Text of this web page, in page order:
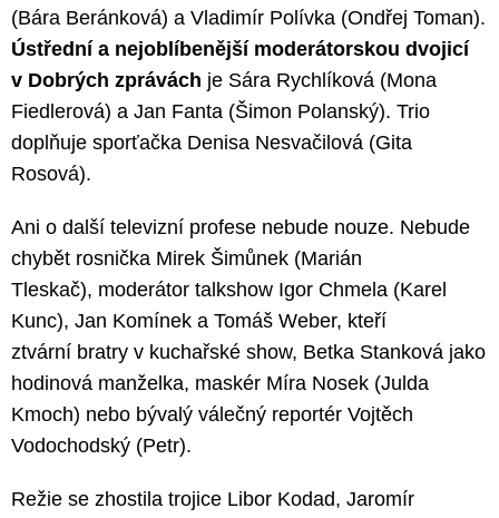
(Bára Beránková) a Vladimír Polívka (Ondřej Toman).
Ústřední a nejoblíbenější moderátorskou dvojicí
v Dobrých zprávách je Sára Rychlíková (Mona
Fiedlerová) a Jan Fanta (Šimon Polanský). Trio
doplňuje sporťačka Denisa Nesvačilová (Gita
Rosová).
Ani o další televizní profese nebude nouze. Nebude
chybět rosnička Mirek Šimůnek (Marián
Tleskač), moderátor talkshow Igor Chmela (Karel
Kunc), Jan Komínek a Tomáš Weber, kteří
ztvární bratry v kuchařské show, Betka Stanková jako
hodinová manželka, maskér Míra Nosek (Julda
Kmoch) nebo bývalý válečný reportér Vojtěch
Vodochodský (Petr).
Režie se zhostila trojice Libor Kodad, Jaromír